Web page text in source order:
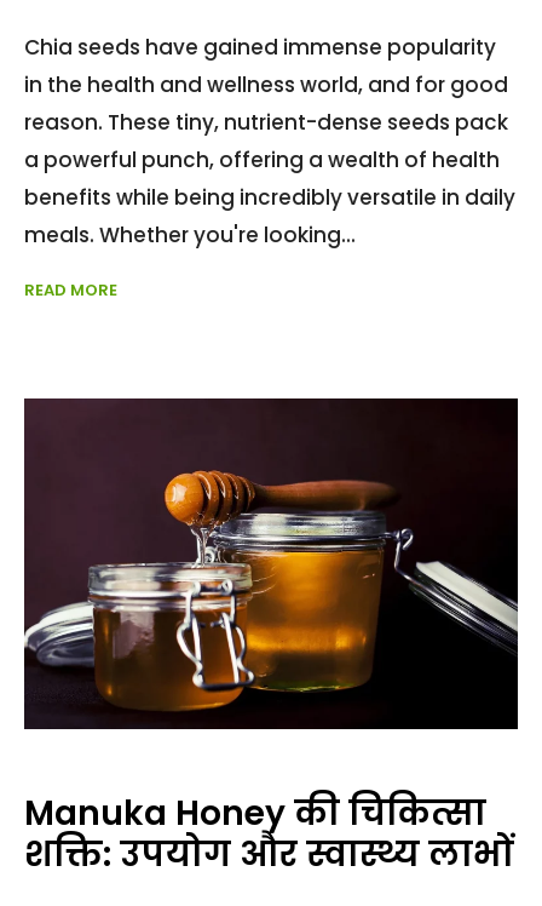
Chia seeds have gained immense popularity
in the health and wellness world, and for good
reason. These tiny, nutrient-dense seeds pack
a powerful punch, offering a wealth of health
benefits while being incredibly versatile in daily
meals. Whether you're looking
READ MORE
Manuka Honey की चिकित्सा
शक्ति: उपयोग और स्वास्थ्य लाभों